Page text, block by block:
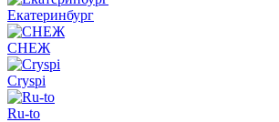
Екатеринбург
СНЕЖ
Cryspi
Ru-to